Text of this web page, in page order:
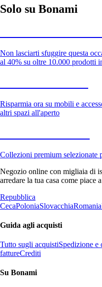
Solo su Bonami
Non lasciarti sfuggire questa
al 40% su oltre 10.000 prodotti
Risparmia ora su mobili e
altri spazi all'aperto
Collezioni premium selezionate
Negozio online con migliaia di
arredare la tua casa come piace
Repubblica
CecaPoloniaSlovacchiaRomania
Guida agli acquisti
Tutto sugli acquistiSpedizione e
fattureCrediti
Su Bonami